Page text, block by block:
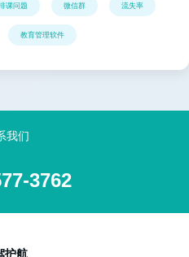
课问题 微信群 流失率
教育管理软件
我们
3762
护航